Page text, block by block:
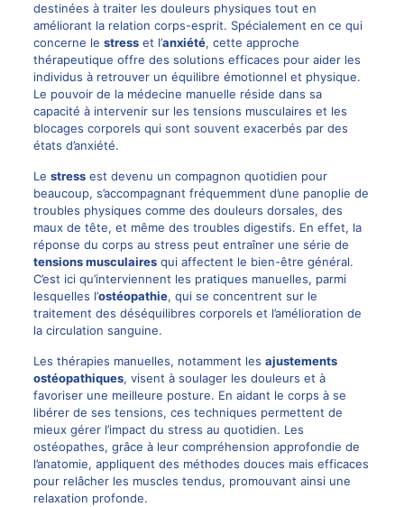
destinées à traiter les douleurs physiques tout en
améliorant la relation corps-esprit. Spécialement en ce qui
concerne le stresset l’anxiété, cette approche
thérapeutique offre des solutions efficaces pour aider les
individus à retrouver un équilibre émotionnel et physique.
Le pouvoir de la médecine manuelle réside dans sa
capacité à intervenir sur les tensions musculaires et les
blocages corporels qui sont souvent exacerbés par des
états d’anxiété.
Le stressest devenu un compagnon quotidien pour
beaucoup, s’accompagnant fréquemment d’une panoplie de
troubles physiques comme des douleurs dorsales, des
maux de tête, et même des troubles digestifs. En effet, la
réponse du corps au stress peut entraîner une série de
tensions musculairesqui affectent le bien-être général.
C’est ici qu’interviennent les pratiques manuelles, parmi
lesquelles l’ostéopathie, qui se concentrent sur le
traitement des déséquilibres corporels et l’amélioration de
la circulation sanguine.
Les thérapies manuelles, notamment les ajustements
ostéopathiques, visent à soulager les douleurs et à
favoriser une meilleure posture. En aidant le corps à se
libérer de ses tensions, ces techniques permettent de
mieux gérer l’impact du stress au quotidien. Les
ostéopathes, grâce à leur compréhension approfondie de
l’anatomie, appliquent des méthodes douces mais efficaces
pour relâcher les muscles tendus, promouvant ainsi une
relaxation profonde.